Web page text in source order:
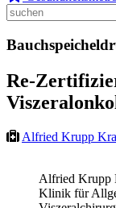
Re-
Alfried Krupp
Alfried Krupp
Klinik für